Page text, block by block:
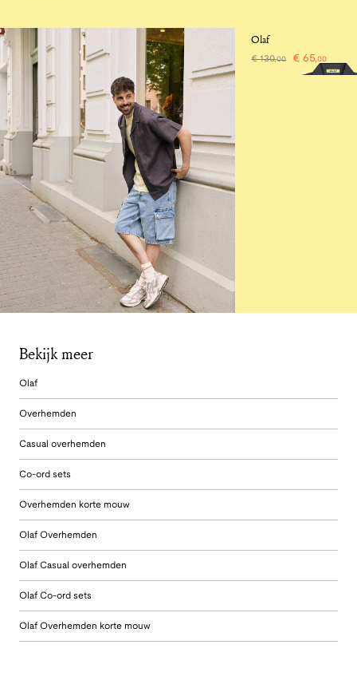
Olaf
€130,00 €65,00
Bekijk meer
Olaf
Overhemden
Casual overhemden
Co-ord sets
Overhemden korte mouw
Olaf Overhemden
Olaf Casual overhemden
Olaf Co-ord sets
Olaf Overhemden korte mouw